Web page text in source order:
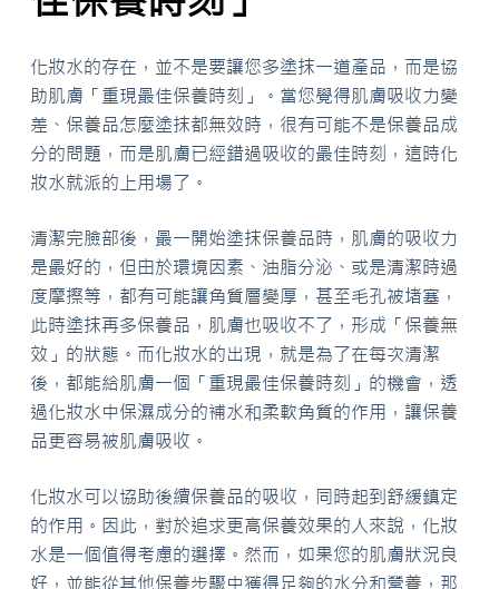
化妝水的存在，並不是要讓您多塗抹一道產品，而是協
助肌膚「重現最佳保養時刻」。當您覺得肌膚吸收力變
差、保養品怎麼塗抹都無效時，很有可能不是保養品成
分的問題，而是肌膚已經錯過吸收的最佳時刻，這時化
妝水就派的上用場了。
清潔完臉部後，最一開始塗抹保養品時，肌膚的吸收力
是最好的，但由於環境因素、油脂分泌、或是清潔時過
度摩擦等，都有可能讓角質層變厚，甚至毛孔被堵塞，
此時塗抹再多保養品，肌膚也吸收不了，形成「保養無
效」的狀態。而化妝水的出現，就是為了在每次清潔
後，都能給肌膚一個「重現最佳保養時刻」的機會，透
過化妝水中保濕成分的補水和柔軟角質的作用，讓保養
品更容易被肌膚吸收。
化妝水可以協助後續保養品的吸收，同時起到舒緩鎮定
的作用。因此，對於追求更高保養效果的人來說，化妝
水是一個值得考慮的選擇。然而，如果您的肌膚狀況良
好，並能從其他保養步驟中獲得足夠的水分和營養，那